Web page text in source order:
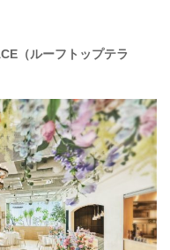
（ルーフトップテラ